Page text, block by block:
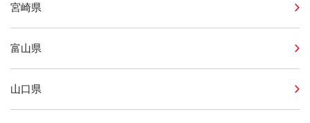
宮崎県
富山県
山口県